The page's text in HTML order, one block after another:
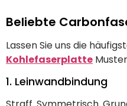
Beliebte
Lassen Sie uns die
Kohlefaserplatte
1. Leinwandbindung